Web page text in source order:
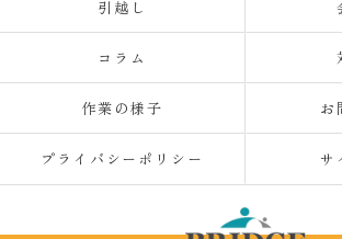
引越し
コラム
作業の様子 お
プライバシーポリシー サ